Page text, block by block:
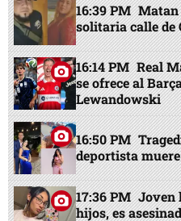
16:39 PM Matan
solitaria calle de
16:14 PM Real
se ofrece al
Lewandowski
16:50 PM
deportista
17:36 PM Joven
hijos, es